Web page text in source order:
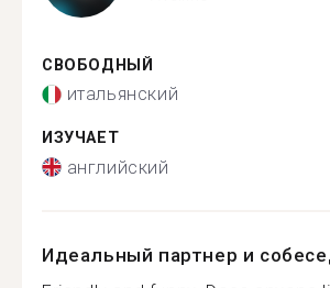
СВОБОДНЫЙ
итальянский
ИЗУЧАЕТ
английский
Идеальный партнер и